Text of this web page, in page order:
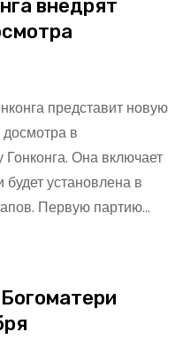
внедрят
представит новую
в
Она включает
установлена в
Первую партию…